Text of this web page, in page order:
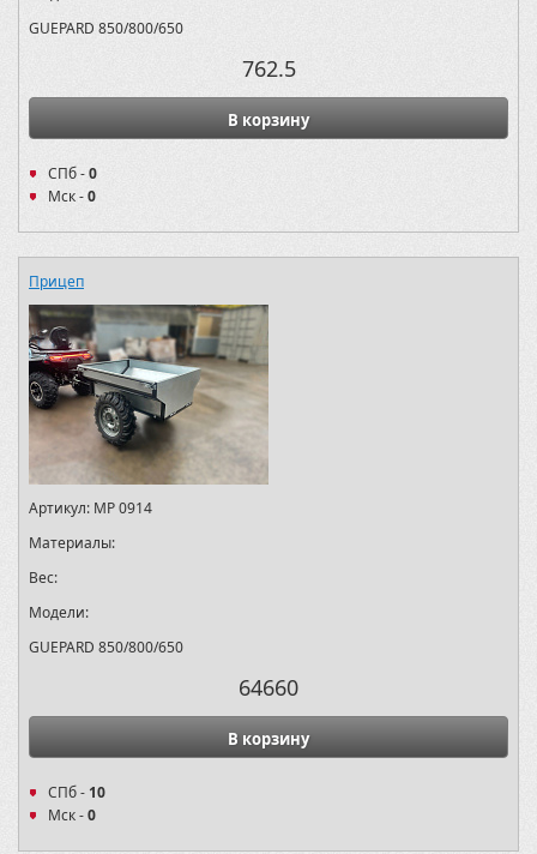
GUEPARD 850/800/650
762.5
В корзину
СПб -0
Мск -0
Прицеп
Артикул: MP 0914
Материалы:
Вес:
Модели:
GUEPARD 850/800/650
64660
В корзину
СПб - 10
Мск -0